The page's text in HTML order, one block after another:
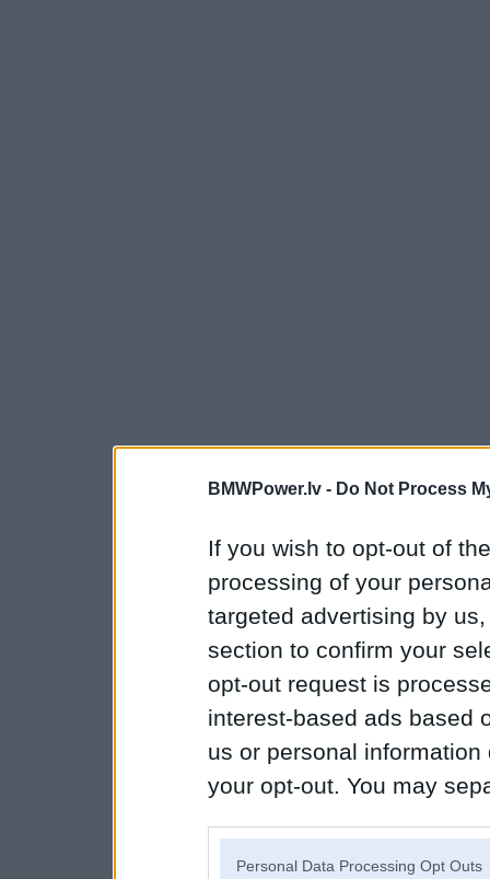
BMWPower.lv - Do Not Process
If you wish to opt-out of
processing of your
targeted advertising by
section to confirm your
opt-out request is
interest-based ads based
us or personal
your opt-out. You may
Personal Data Processing Opt Outs